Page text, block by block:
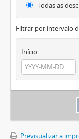
Todas as
Filtrar por intervalo
Início
Previsualizar a